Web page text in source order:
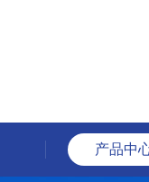
产品中